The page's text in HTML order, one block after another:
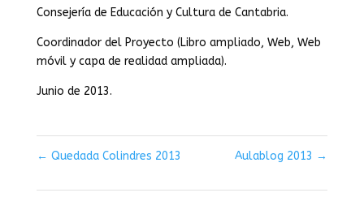
Consejería de Educación y Cultura de Cantabria.
Coordinador del Proyecto (Libro ampliado, Web, Web
móvil y capa de realidad ampliada).
Junio de 2013.
← Quedada Colindres 2013 Aulablog 2013 →